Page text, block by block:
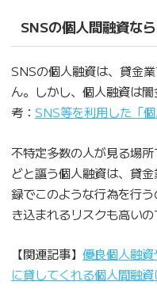
SNSの個人間融資な
SNSの個人融資は、貸金
ん。しかし、個人融資は
考： SNS等を利用した「
不特定多数の人が見る場所
どと謳う個人融資は、貸
録でこのような行為を行
き込まれるリスクも高い
【関連記事】 優良個人融
に貸してくれる個人間融